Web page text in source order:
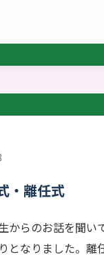
・離任式
からのお話を聞い
となりました。離